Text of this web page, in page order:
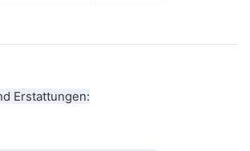
Erstattungen: